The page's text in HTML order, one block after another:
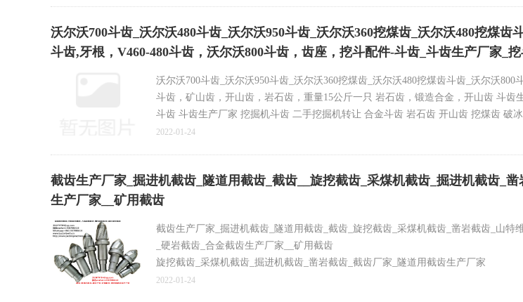
沃尔沃700斗齿_沃尔沃480斗齿_沃尔沃950斗齿_沃尔沃360挖煤齿_沃尔沃480挖煤
斗齿,牙根，V460-480斗齿，沃尔沃800斗齿，齿座，挖斗配件-斗齿_斗齿生产厂家_
沃尔沃700斗齿_沃尔沃950斗齿_沃尔沃360挖煤齿_沃尔沃480挖煤齿斗齿_沃尔沃
斗齿，矿山齿，开山齿，岩石齿，重量15公斤一只 岩石齿，锻造合金，开山齿 斗齿
斗齿 斗齿生产厂家 挖掘机斗齿 二手挖掘机转让 合金斗齿 岩石齿 开山齿 挖煤齿 破
200 型破碎锤，四轮一带配件
大宇800尖齿 沃尔沃800斗齿 斗山800斗齿 日立1000斗齿 日立1200斗齿 小松
斗齿 小松360-400尖齿 斗齿 生产厂家
2022-01-24
截齿生产厂家_掘进机截齿_隧道用截齿_截齿__旋挖截齿_采煤机截齿_掘进机截齿_
生产厂家__矿用截齿
截齿生产厂家_掘进机截齿_隧道用截齿_截齿_旋挖截齿_采煤机截齿_凿岩截齿_山特
_硬岩截齿_合金截齿生产厂家__矿用截齿
旋挖截齿_采煤机截齿_掘进机截齿_凿岩截齿_截齿厂家_隧道用截齿生产厂家
合金旋挖截齿_机械旋挖截齿_入岩旋挖截齿_斯特旋挖截齿_加长旋挖截齿
2022-01-24